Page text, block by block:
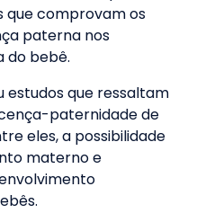
que comprovam os
paterna nos
do bebê.
estudos que ressaltam
paternidade de
eles, a possibilidade
materno e